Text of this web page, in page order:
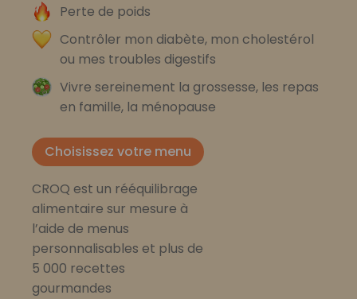
Perte de poids
Contrôler mon diabète, mon cholestérol
ou mes troubles digestifs
Vivre sereinement la grossesse, les repas
en famille, la ménopause
Choisissez votre menu
CROQ est un rééquilibrage
alimentaire sur mesure à
l’aide de menus
personnalisables et plus de
5 000 recettes
gourmandes